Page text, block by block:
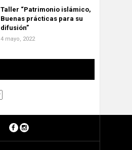
Taller “Patrimonio islámico,
Buenas prácticas para su
difusión”
4 mayo, 2022